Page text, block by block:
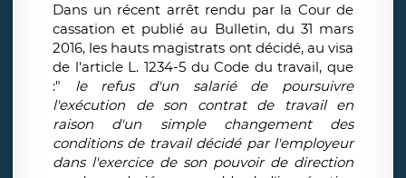
Dans un récent arrêt rendu par la Cour de
cassation et publié au Bulletin, du 31 mars
2016, les hauts magistrats ont décidé, au visa
de l'article L. 1234-5 du Code du travail, que
:" lerefus d'un salarié de poursuivre
l'exécution de son contrat de travail en
raison d'un simple changement des
conditions de travail décidé par l'employeur
dans l'exercice de son pouvoir de direction